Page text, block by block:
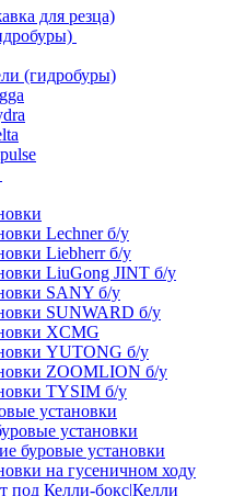
для резца)
(гидробуры)
Lechner б/у
Liebherr б/у
LiuGong JINT б/у
SANY б/у
SUNWARD б/у
XCMG
YUTONG б/у
ZOOMLION б/у
TYSIM б/у
установки
установки
буровые установки
на гусеничном ходу
под Келли-бокс|Келли